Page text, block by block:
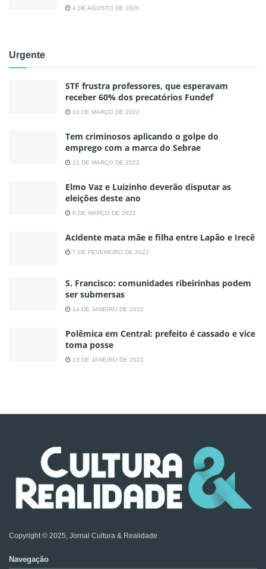
4 DE AGOSTO DE 2026
Urgente
STF frustra professores, que esperavam
receber 60% dos precatórios Fundef
24 DE MARÇO DE 2022
Tem criminosos aplicando o golpe do
emprego com a marca do Sebrae
21 DE MARÇO DE 2022
Elmo Vaz e Luizinho deverão disputar as
eleições deste ano
6 DE MARÇO DE 2022
Acidente mata mãe e filha entre Lapão e Irecê
7 DE FEVEREIRO DE 2022
S. Francisco: comunidades ribeirinhas podem
ser submersas
14 DE JANEIRO DE 2022
Polêmica em Central: prefeito é cassado e vice
toma posse
13 DE JANEIRO DE 2022
Copyright © 2025, Jornal Cultura & Realidade
Navegação